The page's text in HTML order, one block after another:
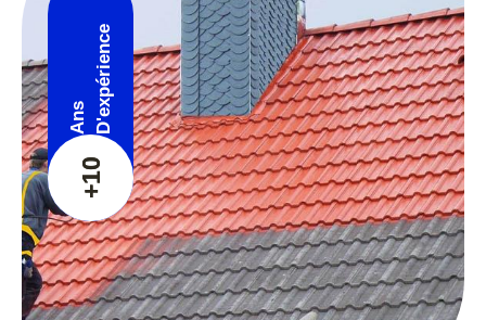
+10
Ans D'expérience